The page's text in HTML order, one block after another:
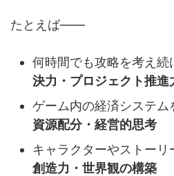
たとえば——
何時間でも攻略を考え
決力・プロジェクト推進
ゲーム内の経済システ
資源配分・経営的思考
キャラクターやストー
創造力・世界観の構築